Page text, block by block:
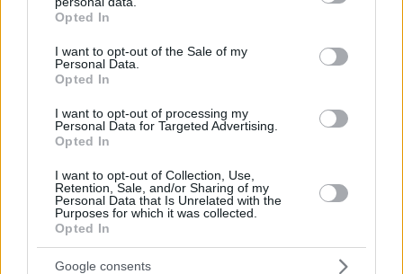
grant or deny consent to Google and its third-party tags to
use your data for below specified purposes in below Google
consent section.
Opted In
I want to opt-out of the Sale of my
Personal Data.
Opted In
I want to opt-out of processing my
Personal Data for Targeted Advertising.
Opted In
I want to opt-out of Collection, Use,
Retention, Sale, and/or Sharing of my
Personal Data that Is Unrelated with the
Purposes for which it was collected.
Opted In
Google consents
Γιώργος Παράσχος: Χαμογελαστός, δίνει τη μάχη
του με τον καρκίνο, μπήκε στο νοσοκομείο για νέα
θεραπεία
06.08.2026, 18:00